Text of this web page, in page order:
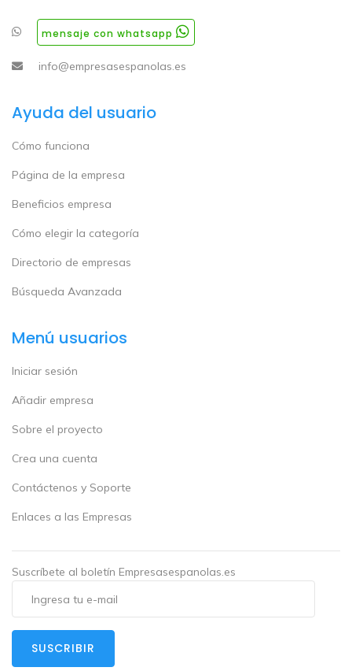
mensaje con whatsapp
info@empresasespanolas.es
Ayuda del usuario
Cómo funciona
Página de la empresa
Beneficios empresa
Cómo elegir la categoría
Directorio de empresas
Búsqueda Avanzada
Menú usuarios
Iniciar sesión
Añadir empresa
Sobre el proyecto
Crea una cuenta
Contáctenos y Soporte
Enlaces a las Empresas
Suscríbete al boletín Empresasespanolas.es
SUSCRIBIR